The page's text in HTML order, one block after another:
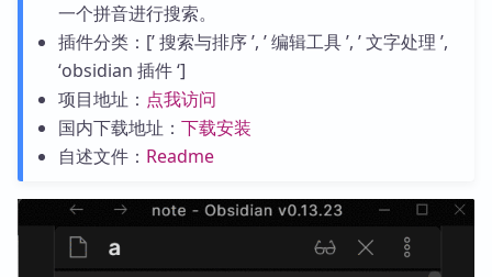
一个拼音进行搜索。
插件分类：[’ 搜索与排序 ’, ’ 编辑工具 ’, ’ 文字处理 ’,
‘obsidian 插件 ‘]
项目地址： 点我访问
国内下载地址： 下载安装
自述文件： Readme